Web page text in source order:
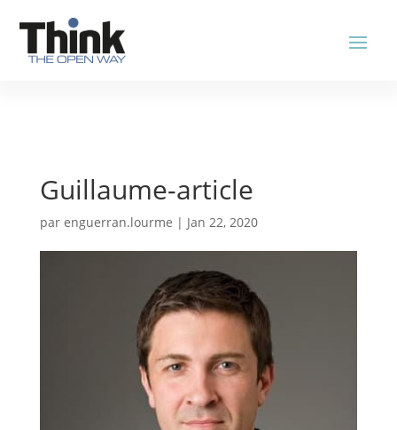
Guillaume-article
par enguerran.lourme | Jan 22, 2020